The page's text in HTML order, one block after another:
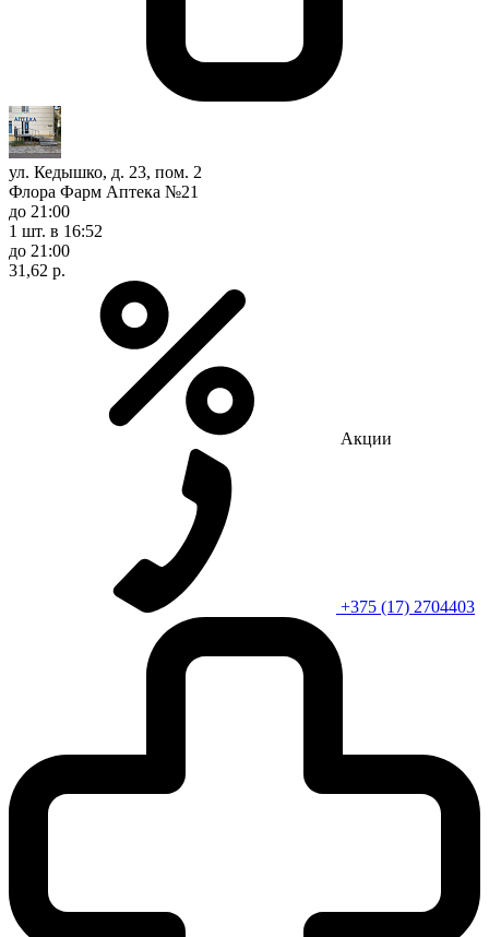
ул. Кедышко, д. 23, пом. 2
Флора Фарм Аптека №21
до 21:00
1 шт. в 16:52
до 21:00
31,62 р.
Акции
+375 (17) 2704403